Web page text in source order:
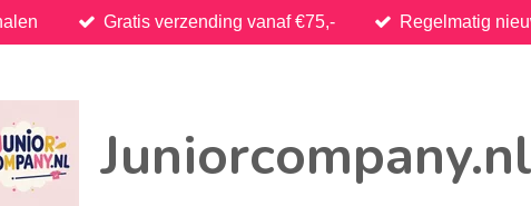
Gratis verzending vanaf €75,- Regelmatig
Juniorcompany.nl